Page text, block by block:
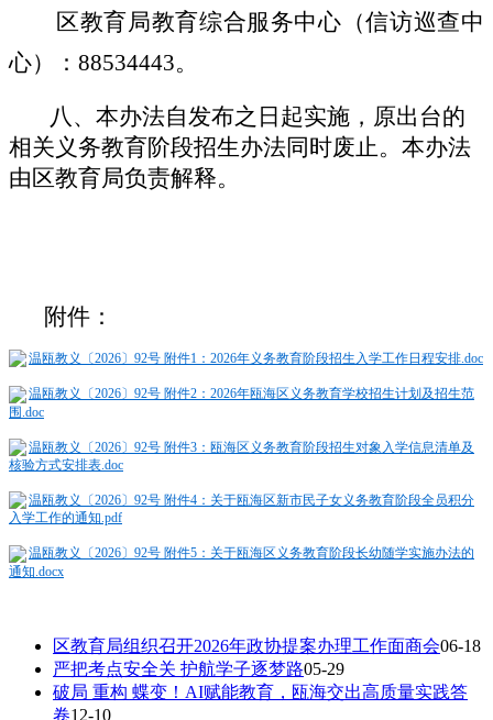
区教育局教育综合服务中心（信访巡查中
心）： 88534443。
八、本办法自发布之日起实施，原出台的
相关义务教育阶段招生办法同时废止。本办法
由区教育局负责解释。
附件：
温瓯教义〔2026〕92号 附件1：2026年义务教育阶段招生入学工作日程安排.doc
温瓯教义〔2026〕92号 附件2：2026年瓯海区义务教育学校招生计划及招生范
围.doc
温瓯教义〔2026〕92号 附件3：瓯海区义务教育阶段招生对象入学信息清单及
核验方式安排表.doc
温瓯教义〔2026〕92号 附件4：关于瓯海区新市民子女义务教育阶段全员积分
入学工作的通知.pdf
温瓯教义〔2026〕92号 附件5：关于瓯海区义务教育阶段长幼随学实施办法的
通知.docx
区教育局组织召开2026年政协提案办理工作面商会06-18
严把考点安全关 护航学子逐梦路05-29
破局 重构 蝶变！AI赋能教育，瓯海交出高质量实践答
卷12-10